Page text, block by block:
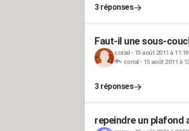
3 réponses
Faut-il une sous-
corial - 15 août 2011 à 11:19
corial - 15 août 2011 à
3 réponses
repeindre un plafond